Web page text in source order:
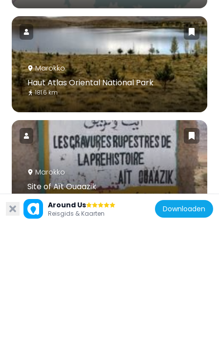
Marokko
Haut Atlas Oriental National Park
181.6 km
Marokko
Site of Aït Ouaazik
158.1 km
Around Us
Reisgids & Kaarten Downloaden